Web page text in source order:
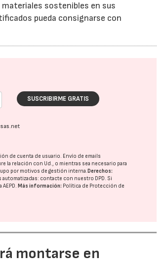
sostenibles en sus
pueda consignarse con
SUSCRIBIRME GRATIS
de cuenta de usuario. Envío de emails
la relación con Ud., o mientras sea necesario para
por motivos de gestión interna.Derechos:
contacte con nuestro DPD . Si
AEPD .Más información: Política de Protección de
montarse en
27/07/2026